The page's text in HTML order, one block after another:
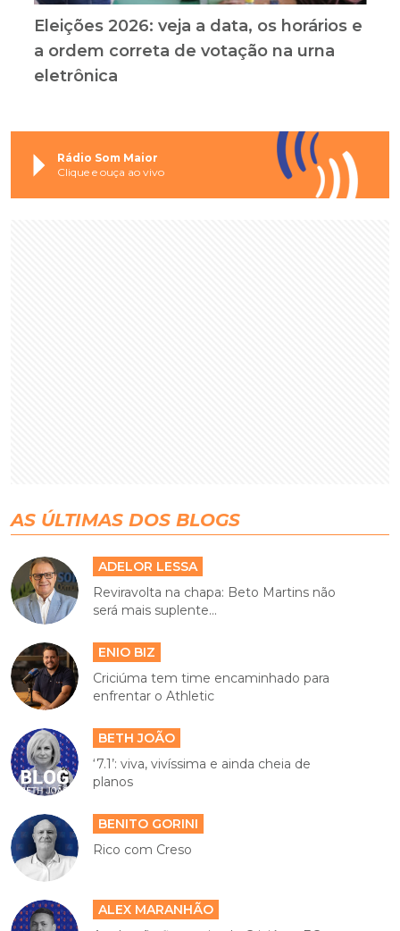
Eleições 2026: veja a data, os horários e
a ordem correta de votação na urna
eletrônica
Rádio Som Maior
Clique e ouça ao vivo
AS ÚLTIMAS DOS BLOGS
ADELOR LESSA
Reviravolta na chapa: Beto Martins não
será mais suplente...
ENIO BIZ
Criciúma tem time encaminhado para
enfrentar o Athletic
BETH JOÃO
‘7.1’: viva, vivíssima e ainda cheia de
planos
BENITO GORINI
Rico com Creso
ALEX MARANHÃO